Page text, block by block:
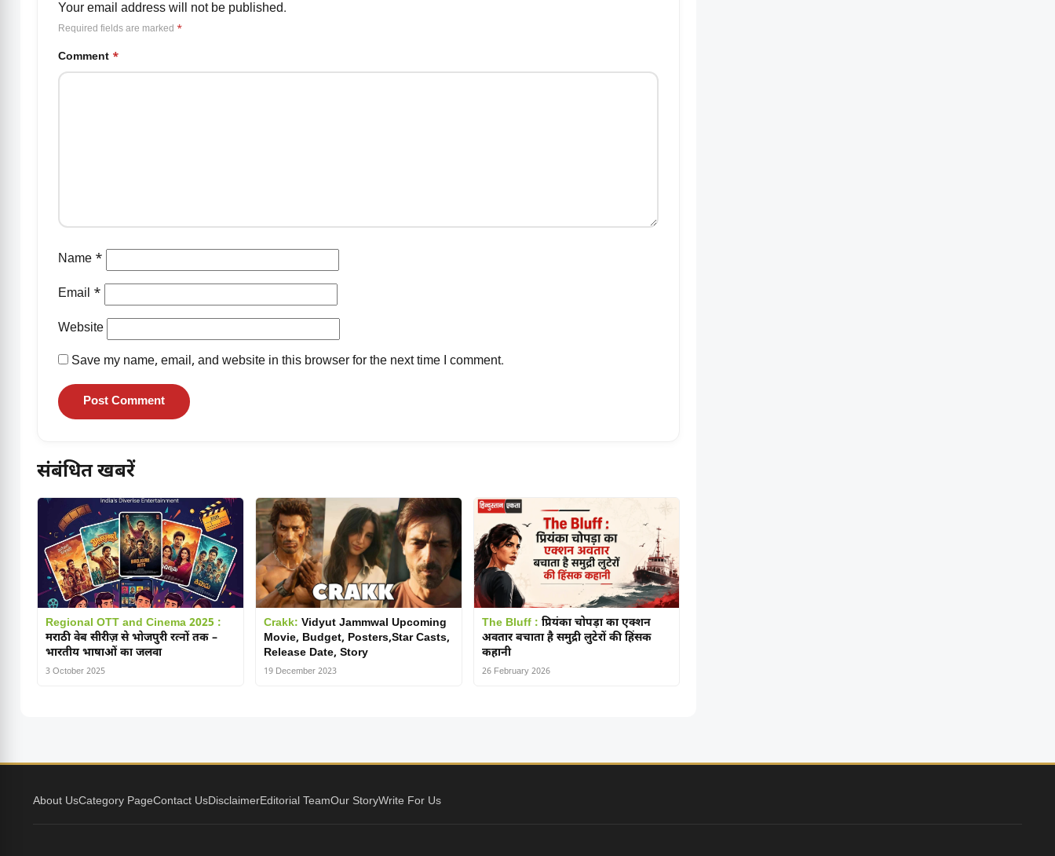
Your email address will not be published.
Required fields are marked *
Comment *
Name *
Email *
Website
Save my name, email, and website in this browser for the next time I comment.
संबंधित खबरें
Regional OTT and Cinema 2025 :
मराठी वेब सीरीज़ से भोजपुरी रत्नों तक –
भारतीय भाषाओं का जलवा
3 October 2025
Crakk: Vidyut Jammwal Upcoming
Movie, Budget, Posters,Star Casts,
Release Date, Story
19 December 2023
The Bluff : प्रियंका चोपड़ा का एक्शन
अवतार बचाता है समुद्री लुटेरों की हिंसक
कहानी
26 February 2026
About UsCategory PageContact UsDisclaimerEditorial TeamOur StoryWrite For Us